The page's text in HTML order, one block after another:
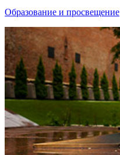
Образование и просвещение